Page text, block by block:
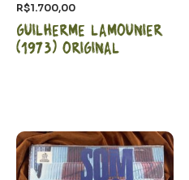
R$1.700,00
Guilherme Lamounier
(1973) Original